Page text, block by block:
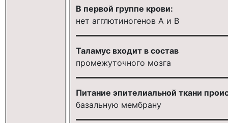
В первой группе крови:
нет агглютиногенов А и В
Таламус входит в состав
промежуточного мозга
Питание эпителиальной ткани
базальную мембрану